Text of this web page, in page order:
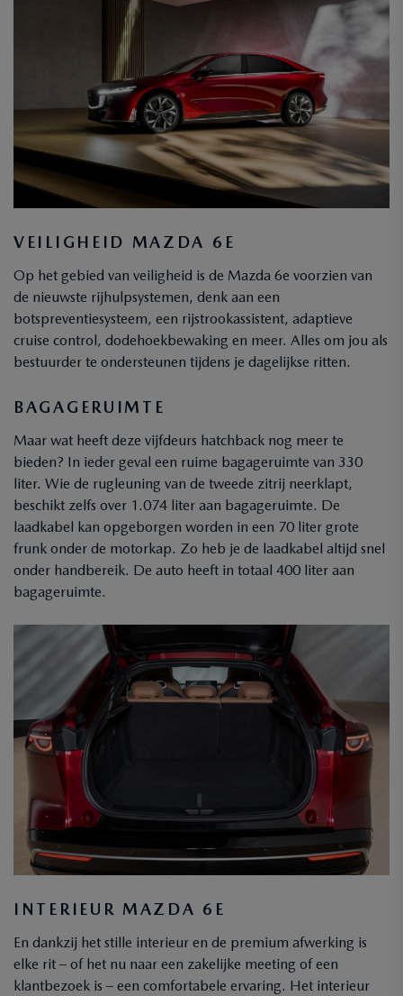
VEILIGHEID MAZDA 6E
Op het gebied van veiligheid is de Mazda 6e voorzien van
de nieuwste rijhulpsystemen, denk aan een
botspreventiesysteem, een rijstrookassistent, adaptieve
cruise control, dodehoekbewaking en meer. Alles om jou als
bestuurder te ondersteunen tijdens je dagelijkse ritten.
BAGAGERUIMTE
Maar wat heeft deze vijfdeurs hatchback nog meer te
bieden? In ieder geval een ruime bagageruimte van 330
liter. Wie de rugleuning van de tweede zitrij neerklapt,
beschikt zelfs over 1.074 liter aan bagageruimte. De
laadkabel kan opgeborgen worden in een 70 liter grote
frunk onder de motorkap. Zo heb je de laadkabel altijd snel
onder handbereik. De auto heeft in totaal 400 liter aan
bagageruimte.
INTERIEUR MAZDA 6E
En dankzij het stille interieur en de premium afwerking is
elke rit – of het nu naar een zakelijke meeting of een
klantbezoek is – een comfortabele ervaring. Het interieur